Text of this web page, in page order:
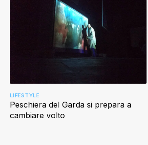
Peschiera del Garda si prepara a
cambiare volto
LIFESTYLE